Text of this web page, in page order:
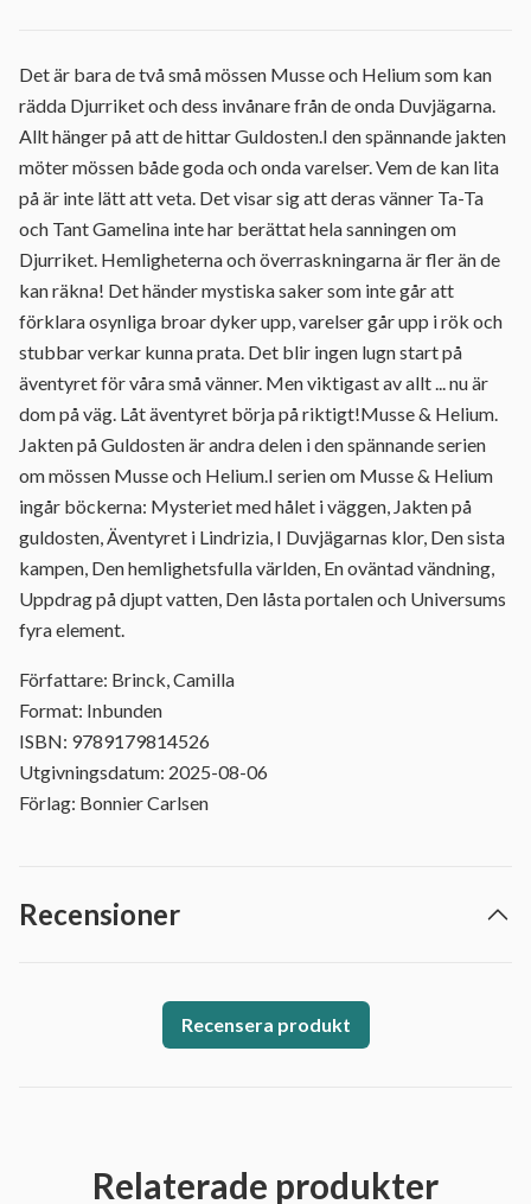
Det är bara de två små mössen Musse och Helium som kan
rädda Djurriket och dess invånare från de onda Duvjägarna.
Allt hänger på att de hittar Guldosten.I den spännande jakten
möter mössen både goda och onda varelser. Vem de kan lita
på är inte lätt att veta. Det visar sig att deras vänner Ta-Ta
och Tant Gamelina inte har berättat hela sanningen om
Djurriket. Hemligheterna och överraskningarna är fler än de
kan räkna! Det händer mystiska saker som inte går att
förklara osynliga broar dyker upp, varelser går upp i rök och
stubbar verkar kunna prata. Det blir ingen lugn start på
äventyret för våra små vänner. Men viktigast av allt ... nu är
dom på väg. Låt äventyret börja på riktigt!Musse & Helium.
Jakten på Guldosten är andra delen i den spännande serien
om mössen Musse och Helium.I serien om Musse & Helium
ingår böckerna: Mysteriet med hålet i väggen, Jakten på
guldosten, Äventyret i Lindrizia, I Duvjägarnas klor, Den sista
kampen, Den hemlighetsfulla världen, En oväntad vändning,
Uppdrag på djupt vatten, Den låsta portalen och Universums
fyra element.
Författare: Brinck, Camilla
Format: Inbunden
ISBN: 9789179814526
Utgivningsdatum: 2025-08-06
Förlag: Bonnier Carlsen
Recensioner
Recensera produkt
Relaterade produkter